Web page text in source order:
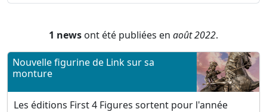
1 news ont été publiées en août 2022.
Nouvelle figurine de Link sur sa
monture
Les éditions First 4 Figures sortent pour l'année